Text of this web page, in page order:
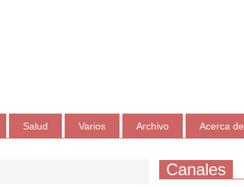
Salud Varios Archivo Acerca de
Canales